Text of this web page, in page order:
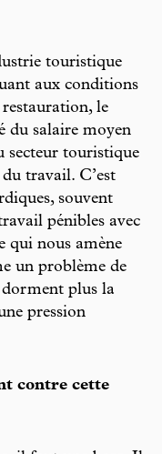
touristique
aux conditions
le
du salaire moyen
secteur touristique
travail. C’est
souvent
pénibles avec
qui nous amène
un problème de
dorment plus la
pression
contre cette